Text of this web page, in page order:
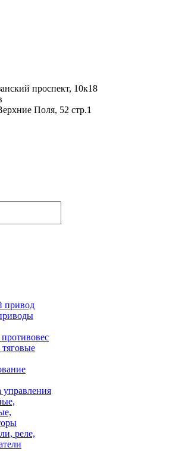
проспект, 10к18
Поля, 52 стр.1
привод
управления
реле,